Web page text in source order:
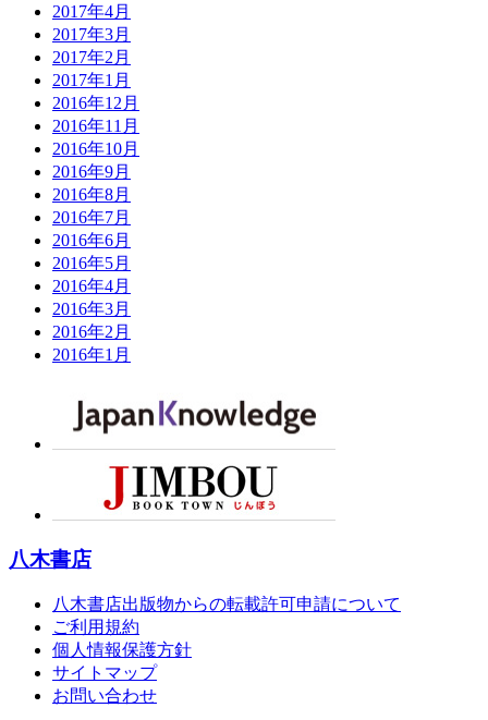
2017年4月
2017年3月
2017年2月
2017年1月
2016年12月
2016年11月
2016年10月
2016年9月
2016年8月
2016年7月
2016年6月
2016年5月
2016年4月
2016年3月
2016年2月
2016年1月
八木書店
八木書店出版物からの転載許可申請について
ご利用規約
個人情報保護方針
サイトマップ
お問い合わせ